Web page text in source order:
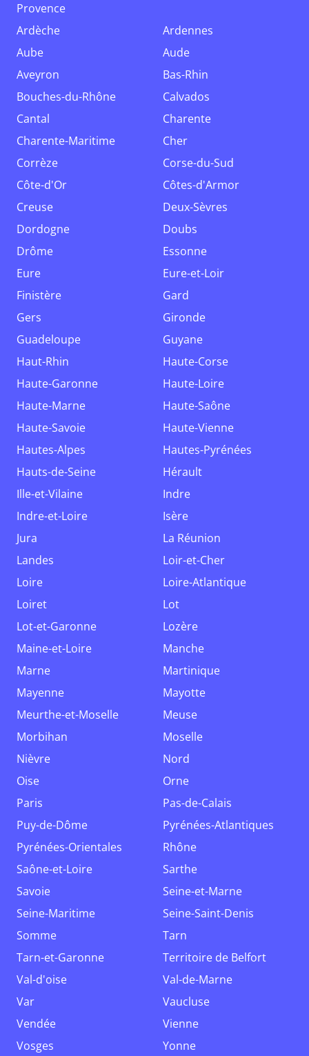
Provence
Ardèche
Ardennes
Aube
Aude
Aveyron
Bas-Rhin
Bouches-du-Rhône
Calvados
Cantal
Charente
Charente-Maritime
Cher
Corrèze
Corse-du-Sud
Côte-d'Or
Côtes-d'Armor
Creuse
Deux-Sèvres
Dordogne
Doubs
Drôme
Essonne
Eure
Eure-et-Loir
Finistère
Gard
Gers
Gironde
Guadeloupe
Guyane
Haut-Rhin
Haute-Corse
Haute-Garonne
Haute-Loire
Haute-Marne
Haute-Saône
Haute-Savoie
Haute-Vienne
Hautes-Alpes
Hautes-Pyrénées
Hauts-de-Seine
Hérault
Ille-et-Vilaine
Indre
Indre-et-Loire
Isère
Jura
La Réunion
Landes
Loir-et-Cher
Loire
Loire-Atlantique
Loiret
Lot
Lot-et-Garonne
Lozère
Maine-et-Loire
Manche
Marne
Martinique
Mayenne
Mayotte
Meurthe-et-Moselle
Meuse
Morbihan
Moselle
Nièvre
Nord
Oise
Orne
Paris
Pas-de-Calais
Puy-de-Dôme
Pyrénées-Atlantiques
Pyrénées-Orientales
Rhône
Saône-et-Loire
Sarthe
Savoie
Seine-et-Marne
Seine-Maritime
Seine-Saint-Denis
Somme
Tarn
Tarn-et-Garonne
Territoire de Belfort
Val-d'oise
Val-de-Marne
Var
Vaucluse
Vendée
Vienne
Vosges
Yonne